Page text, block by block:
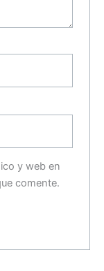
y web en
comente.